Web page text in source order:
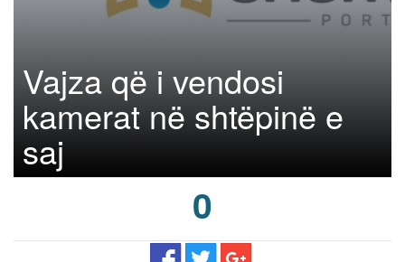
Vajza që i vendosi
kamerat në shtëpinë e
saj
0